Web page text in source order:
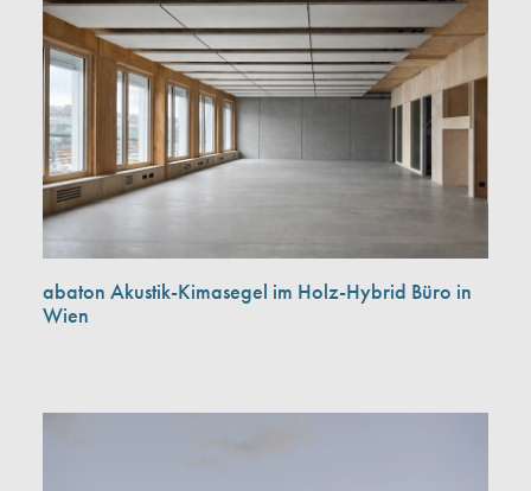
abaton Akustik-Kimasegel im Holz-Hybrid Büro in
Wien